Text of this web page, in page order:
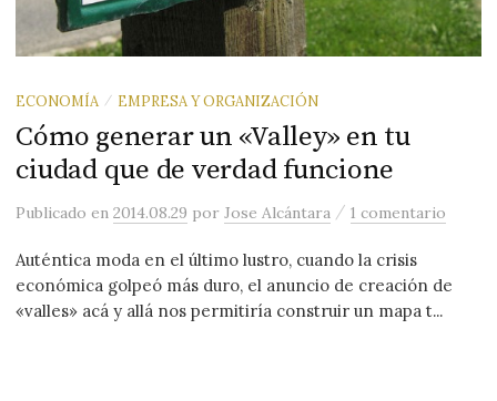
ECONOMÍA / EMPRESA Y ORGANIZACIÓN
Cómo generar un «Valley» en tu
ciudad que de verdad funcione
Publicadoen2014.08.29 porJose Alcántara /1 comentario
Auténtica moda en el último lustro, cuando la crisis
económica golpeó más duro, el anuncio de creación de
«valles» acá y allá nos permitiría construir un mapa t...